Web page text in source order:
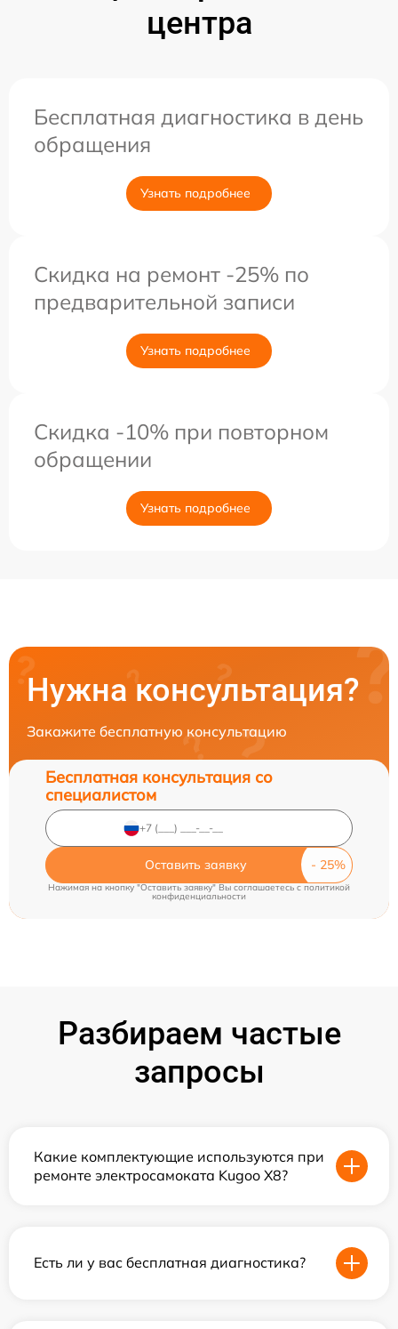
центра
Бесплатная диагностика в день
обращения
Узнать подробнее
Скидка на ремонт -25% по
предварительной записи
Узнать подробнее
Скидка -10% при повторном
обращении
Узнать подробнее
Нужна консультация?
Закажите бесплатную консультацию
Бесплатная консультация со
специалистом
Оставить заявку
Нажимая на кнопку "Оставить заявку" Вы соглашаетесь cполитикой
конфиденциальности
Разбираем частые
запросы
Какие комплектующие используются при
ремонте электросамоката Kugoo X8?
Есть ли у вас бесплатная диагностика?